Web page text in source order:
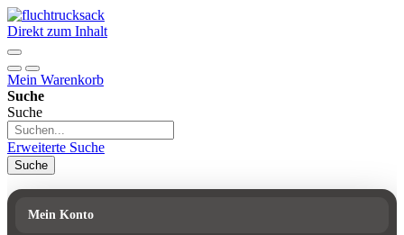
Direkt zum Inhalt
Mein Warenkorb
Suche
Suche
Erweiterte Suche
Suche
Mein Konto